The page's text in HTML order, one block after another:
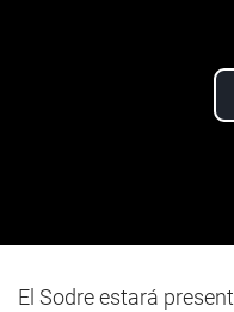
El Sodre estará